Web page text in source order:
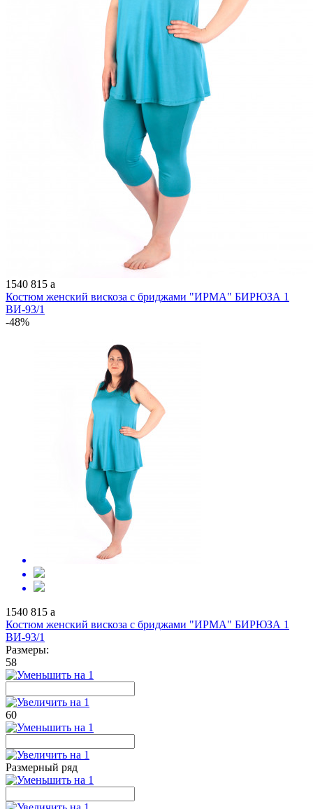
1540 815 a
Костюм женский вискоза с бриджами "ИРМА" БИРЮЗА 1
ВИ-93/1
-48%
1540 815 a
Костюм женский вискоза с бриджами "ИРМА" БИРЮЗА 1
ВИ-93/1
Размеры:
58
60
Размерный ряд